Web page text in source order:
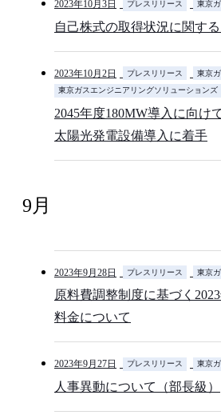
2023年10月3日 プレスリリース 東京
自己株式の取得状況に関す
2023年10月2日 プレスリリース
東京ガ
東京ガスエンジニアリングソリューションズ
2045年度180MW導入に向け
太陽光発電設備導入に着手
9月
2023年9月28日 プレスリリース 東京ガ
原料費調整制度に基づく
料金について
2023年9月27日 プレスリリース 東京
人事異動について（部長級）